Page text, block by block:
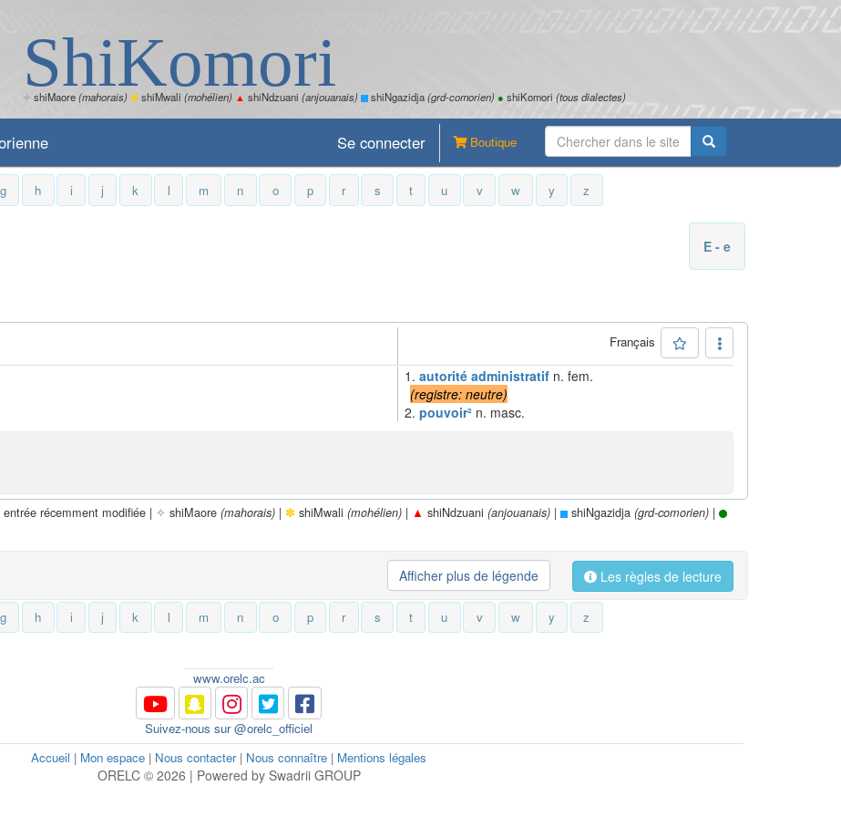
ShiKomori
✧ shiMaore(mahorais) ✽shiMwali (mohélien) ▲ shiNdzuani (anjouanais) shiNgazidja(grd-comorien) ● shiKomori (tous dialectes)
Boutique
Se connecter
g h i j k l m n o p r s t u v w y z
E - e
Français
1. autorité administratif n. fem.
(registre: neutre)
2. pouvoir² n. masc.
récemment modifiée | ✧ shiMaore (mahorais) | ✽ shiMwali (mohélien) | ▲ shiNdzuani (anjouanais) | shiNgazidja (grd-comorien) |
Les règles de lecture
Afficher plus de légende
g h i j k l m n o p r s t u v w y z
www.orelc.ac
Suivez-nous sur @orelc_officiel
Accueil | Mon espace | Nous contacter| Nous connaître | Mentions légales
ORELC © 2026 | Powered by Swadrii GROUP